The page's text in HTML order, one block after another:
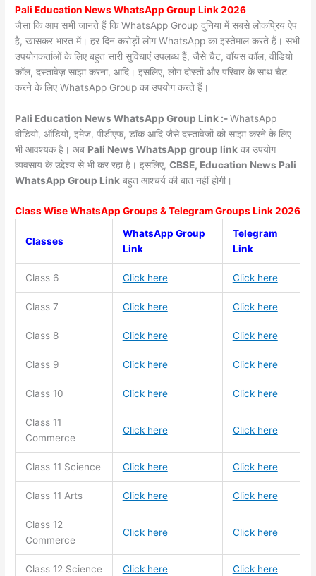
PaliEducation News WhatsApp Group Link 2026
जैसा कि आप सभी जानते हैं कि WhatsApp Group दुनिया में सबसे लोकप्रिय ऐप
है, खासकर भारत में। हर दिन करोड़ों लोग WhatsApp का इस्तेमाल करते हैं। सभी
उपयोगकर्ताओं के लिए बहुत सारी सुविधाएं उपलब्ध हैं, जैसे चैट, वॉयस कॉल, वीडियो
कॉल, दस्तावेज़ साझा करना, आदि। इसलिए, लोग दोस्तों और परिवार के साथ चैट
करने के लिए WhatsApp Group का उपयोग करते हैं।
Pali Education News WhatsApp Group Link :-WhatsApp
वीडियो, ऑडियो, इमेज, पीडीएफ, डॉक आदि जैसे दस्तावेजों को साझा करने के लिए
भी आवश्यक है। अब Pali NewsWhatsApp group link का उपयोग
व्यवसाय के उद्देश्य से भी कर रहा है। इसलिए,CBSE, Education News Pali
WhatsApp Group Link बहुत आश्चर्य की बात नहीं होगी।
Class Wise WhatsApp Groups & Telegram Groups Link 2026
Classes
WhatsApp Group
Link
Telegram
Link
Class 6 Click here Click here
Class 7 Click here Click here
Class 8 Click here Click here
Class 9 Click here Click here
Class 10 Click here Click here
Class 11
Commerce
Click here Click here
Class 11 Science Click here Click here
Class 11 Arts Click here Click here
Class 12
Commerce
Click here Click here
Class 12 Science Click here Click here